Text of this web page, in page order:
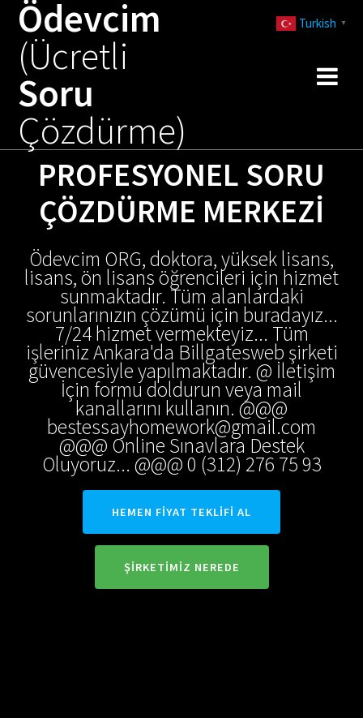
Ödevcim
(Ücretli
Soru
Çözdürme)
PROFESYONEL SORU
ÇÖZDÜRME MERKEZI
Ödevcim ORG, doktora, yüksek lisans,
lisans, ön lisans öğrencileri için hizmet
sunmaktadır. Tüm alanlardaki
sorunlarınızın çözümü için buradayız...
7/24 hizmet vermekteyiz... Tüm
işleriniz Ankara'da Billgatesweb şirketi
güvencesiyle yapılmaktadır. @ İletişim
İçin formu doldurun veya mail
kanallarını kullanın. @@@
bestessayhomework@gmail.com
@@@ Online Sınavlara Destek
Oluyoruz... @@@ 0 (312) 276 75 93
HEMEN FIYAT TEKLIFI AL
ŞIRKETIMIZ NEREDE
Turkish ▼